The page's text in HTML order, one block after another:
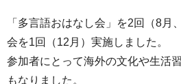
「多言語おはなし会」を2回（8月
会を1回（12月）実施しました。
参加者にとって海外の文化や生活
もなりました。